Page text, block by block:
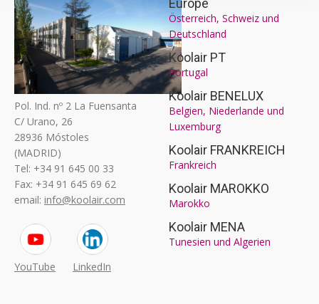
Pol. Ind. nº 2 La Fuensanta
C/ Urano, 26
28936 Móstoles
(MADRID)
Tel: +34 91 645 00 33
Fax: +34 91 645 69 62
email: info@koolair.com
YouTube LinkedIn
Europe
Österreich, Schweiz und
Deutschland
Koolair PT
Portugal
Koolair BENELUX
Belgien, Niederlande und
Luxemburg
Koolair FRANKREICH
Frankreich
Koolair MAROKKO
Marokko
Koolair MENA
Tunesien und Algerien